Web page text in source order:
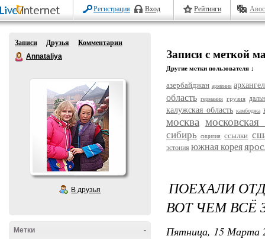
Регистрация Вход Рейтинги
Записи Друзья
Комментарии
Annataliya
В друзья
-
Метки
Записи с меткой
Другие метки пользователя ↓
азербайджан армения
область германия грузия
калужская область камбоджа
москва московская
сибирь сицилия ссылки
эстония южная корея
ПОЕХАЛИ
ВОТ ЧЕМ ВСЁ
Пятница, 15 Марта